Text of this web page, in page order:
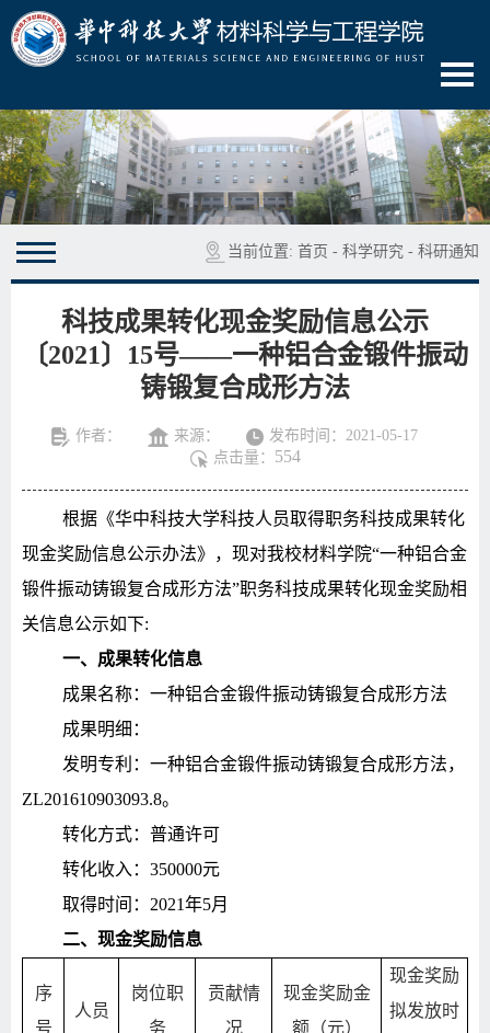
当前位置: 首页 - 科学研究 - 科研通知
科技成果转化现金奖励信息公示
〔2021〕15号——一种铝合金锻件振动
铸锻复合成形方法
作者： 来源：
发布时间：2021-05-17
点击量： 554
根据《华中科技大学科技人员取得职务科技成果转化
现金奖励信息公示办法》，现对我校材料学院“一种铝合金
锻件振动铸锻复合成形方法”职务科技成果转化现金奖励相
关信息公示如下:
一、成果转化信息
成果名称：一种铝合金锻件振动铸锻复合成形方法
成果明细：
发明专利：一种铝合金锻件振动铸锻复合成形方法，
ZL201610903093.8。
转化方式：普通许可
转化收入： 350000元
取得时间： 2021年5月
二、现金奖励信息
序
号
人员
岗位职
务
贡献情
况
现金奖励金
额（元）
现金奖励
拟发放时